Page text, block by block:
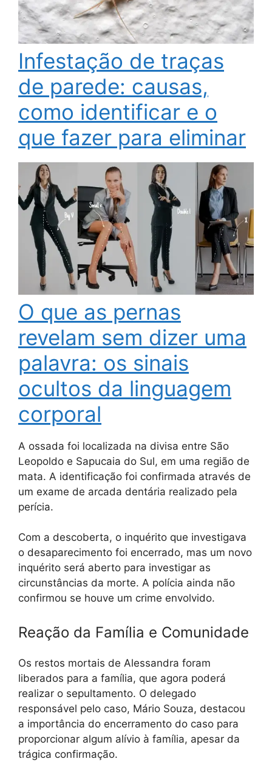
Infestação de traças
de parede: causas,
como identificar e o
que fazer para eliminar
O que as pernas
revelam sem dizer uma
palavra: os sinais
ocultos da linguagem
corporal
A ossada foi localizada na divisa entre São
Leopoldo e Sapucaia do Sul, em uma região de
mata. A identificação foi confirmada através de
um exame de arcada dentária realizado pela
perícia.
Com a descoberta, o inquérito que investigava
o desaparecimento foi encerrado, mas um novo
inquérito será aberto para investigar as
circunstâncias da morte. A polícia ainda não
confirmou se houve um crime envolvido.
Reação da Família e Comunidade
Os restos mortais de Alessandra foram
liberados para a família, que agora poderá
realizar o sepultamento. O delegado
responsável pelo caso, Mário Souza, destacou
a importância do encerramento do caso para
proporcionar algum alívio à família, apesar da
trágica confirmação.